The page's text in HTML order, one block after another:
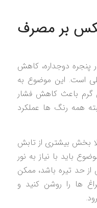
بر مصرف
پنجره دوجداره، کاهش
است. این موضوع به
باعث کاهش فشار
همه رنگ ها عملکرد
بخش بیشتری از تابش
باید با نیاز به نور
حد تیره باشد، ممکن
ها را روشن کنید و